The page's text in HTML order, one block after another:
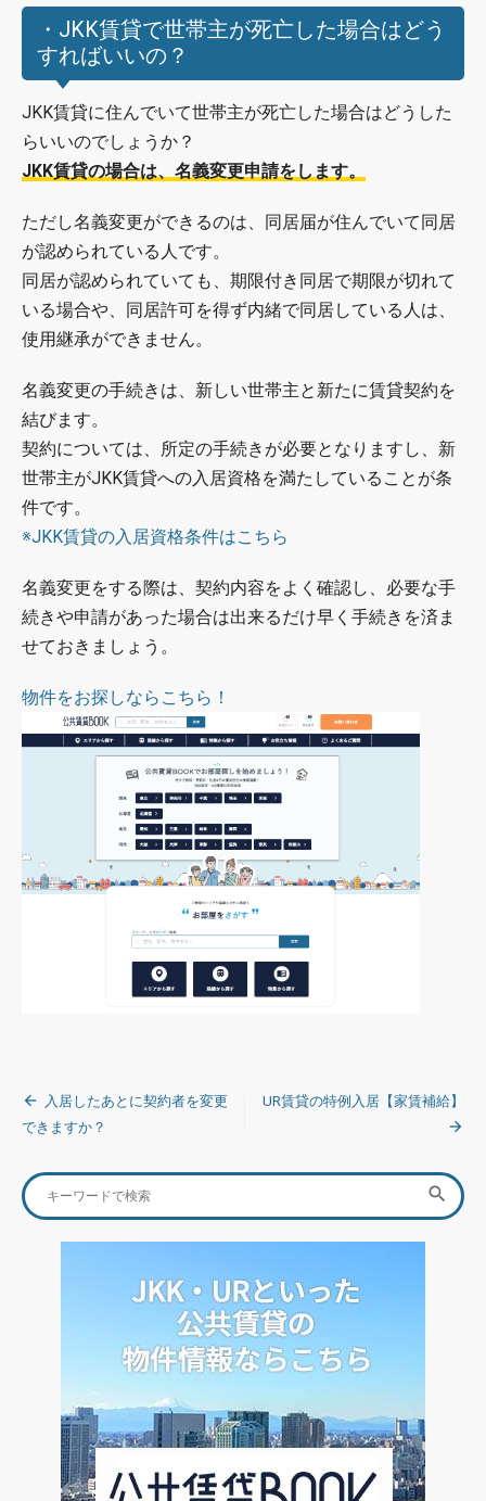
・JKK賃貸で世帯主が死亡した場合はどう
すればいいの？
JKK賃貸に住んでいて世帯主が死亡した場合はどうした
らいいのでしょうか？
JKK賃貸の場合は、名義変更申請をします。
ただし名義変更ができるのは、同居届が住んでいて同居
が認められている人です。
同居が認められていても、期限付き同居で期限が切れて
いる場合や、同居許可を得ず内緒で同居している人は、
使用継承ができません。
名義変更の手続きは、新しい世帯主と新たに賃貸契約を
結びます。
契約については、所定の手続きが必要となりますし、新
世帯主がJKK賃貸への入居資格を満たしていることが条
件です。
※JKK賃貸の入居資格条件はこちら
名義変更をする際は、契約内容をよく確認し、必要な手
続きや申請があった場合は出来るだけ早く手続きを済ま
せておきましょう。
物件をお探しならこちら！
投
稿
ナ
ビ
入居したあとに契約者を変更
できますか？
UR賃貸の特例入居【家賃補給】
Search
for:
